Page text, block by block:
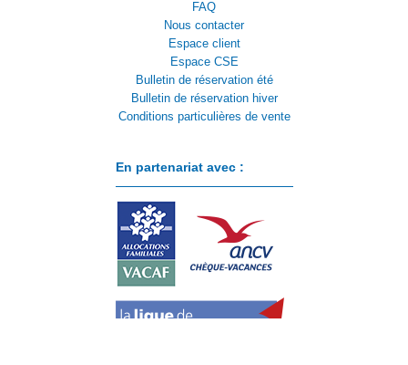
FAQ
Nous contacter
Espace client
Espace CSE
Bulletin de réservation été
Bulletin de réservation hiver
Conditions particulières de vente
En partenariat avec :